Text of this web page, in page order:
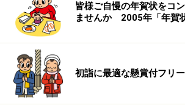
皆様ご自慢の年賀状をコ
ませんか 2005年「年賀
初詣に最適な懸賞付フリ